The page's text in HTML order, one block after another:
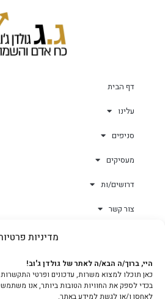
מדיניות
היי, ברוך/ה הבא/ה לאתר של גולדן ג'וב!
כאן תוכלו למצוא משרות, עדכונים ופרטי
בכדי לספק את החוויות הטובות ביותר, אנו
לאחסן ו/או לגשת למידע באתר.
דף הבית
עלינו
סניפים
מעסיקים
דרושים/ות
צור קשר
צוות